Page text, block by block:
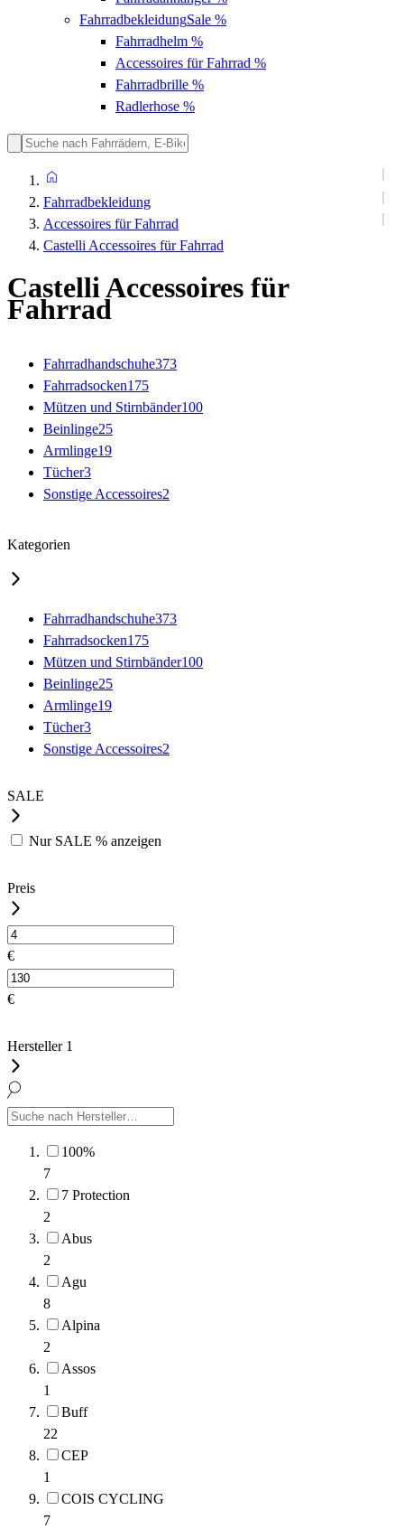
FahrradbekleidungSale %
Fahrradhelm %
Accessoires für Fahrrad %
Fahrradbrille %
Radlerhose %
Fahrradbekleidung
Accessoires für Fahrrad
Castelli Accessoires für Fahrrad
Castelli Accessoires für
Fahrrad
Fahrradhandschuhe373
Fahrradsocken175
Mützen und Stirnbänder100
Beinlinge25
Armlinge19
Tücher3
Sonstige Accessoires2
Kategorien
Fahrradhandschuhe373
Fahrradsocken175
Mützen und Stirnbänder100
Beinlinge25
Armlinge19
Tücher3
Sonstige Accessoires2
SALE
Nur SALE % anzeigen
Preis
€
€
Hersteller 1
100%
7
7 Protection
2
Abus
2
Agu
8
Alpina
2
Assos
1
Buff
22
CEP
1
COIS CYCLING
7